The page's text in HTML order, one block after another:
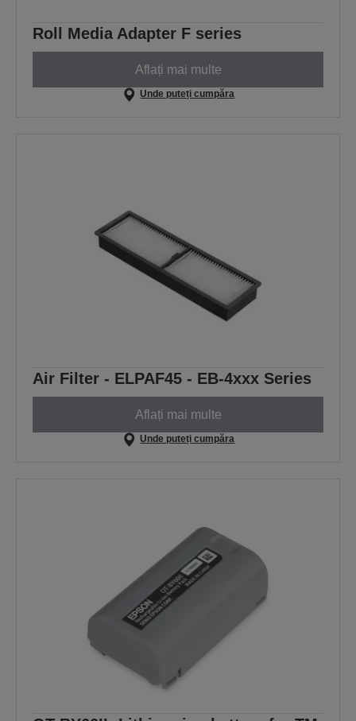
Roll Media Adapter F series
Aflați mai multe
Unde puteți cumpăra
Air Filter - ELPAF45 - EB-4xxx Series
Aflați mai multe
Unde puteți cumpăra